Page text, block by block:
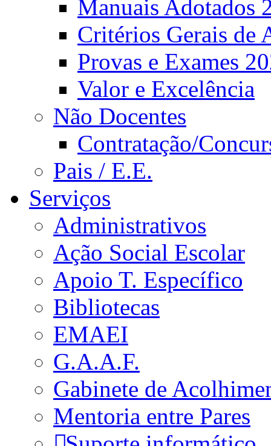
Manuais Adotados
Critérios Gerais de
Provas e Exames
Valor e Excelência
Não Docentes
Contratação/
Pais / E.E.
Serviços
Administrativos
Ação Social Escolar
Apoio T. Específico
Bibliotecas
EMAEI
G.A.A.F.
Gabinete de
Mentoria entre Pares